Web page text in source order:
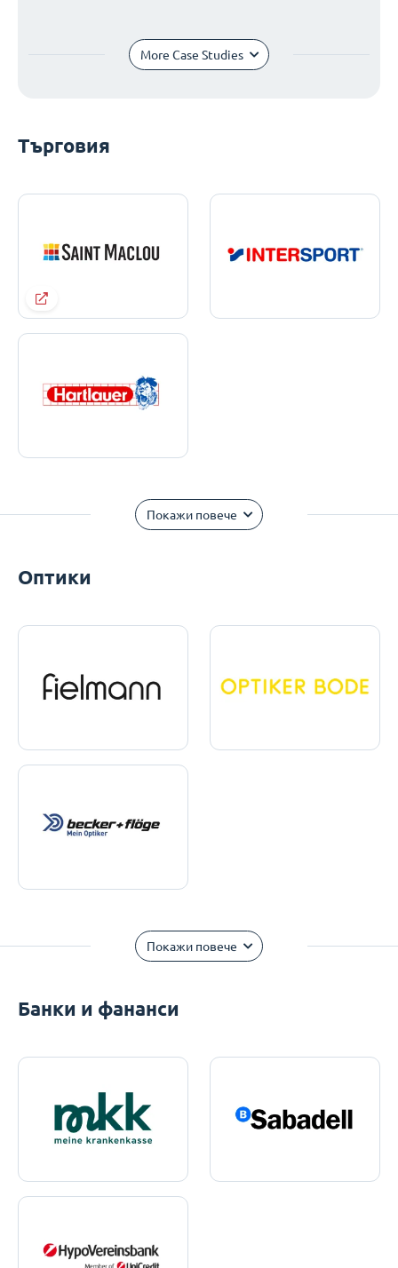
More Case Studies
Търговия
Покажи повече
Оптики
Покажи повече
Банки и фананси